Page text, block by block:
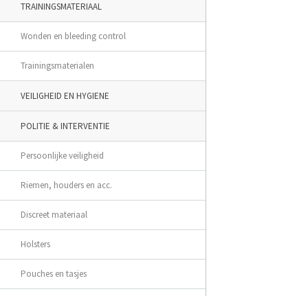
TRAININGSMATERIAAL
Wonden en bleeding control
Trainingsmaterialen
VEILIGHEID EN HYGIENE
POLITIE & INTERVENTIE
Persoonlijke veiligheid
Riemen, houders en acc.
Discreet materiaal
Holsters
Pouches en tasjes